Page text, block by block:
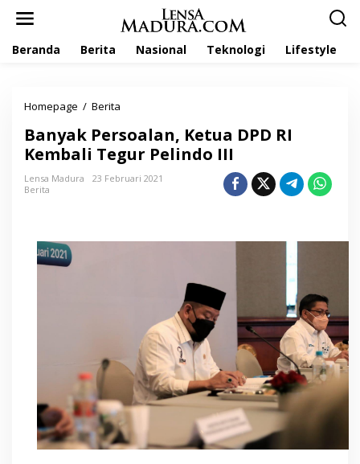
Beranda Berita Nasional Teknologi Lifestyle
Homepage / Berita
n
y
a
k
t
D
P
D
R
Banyak Persoalan, Ketua DPD RI
Kembali Tegur Pelindo III
Lensa Madura
23 Februari 2021
Berita